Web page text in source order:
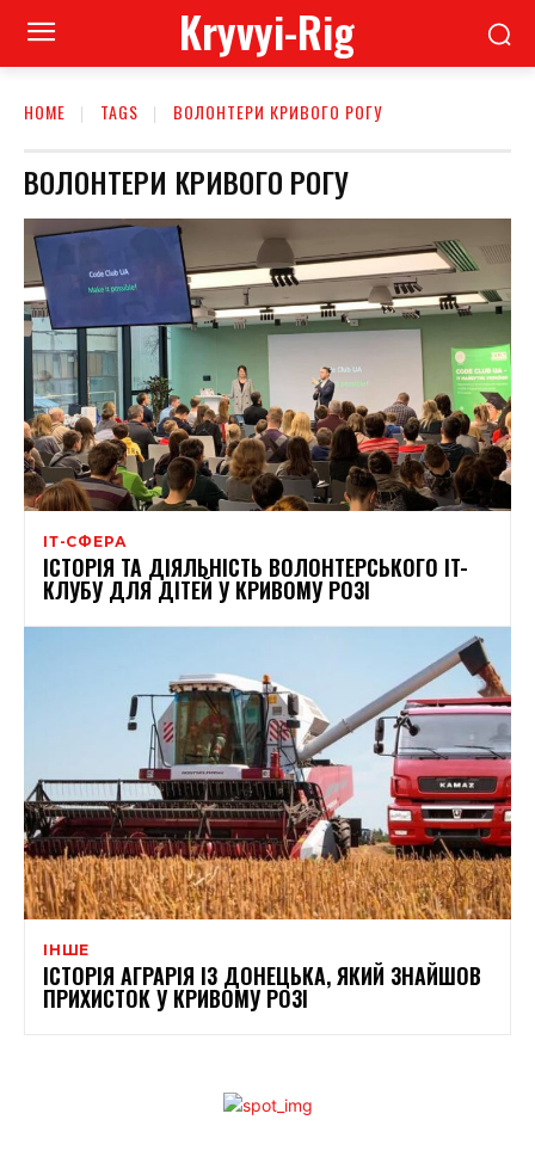
Kryvyi-Rig
HOME TAGS ВОЛОНТЕРИ КРИВОГО РОГУ
ВОЛОНТЕРИ КРИВОГО РОГУ
ІТ-СФЕРА
ІСТОРІЯ ТА ДІЯЛЬНІСТЬ ВОЛОНТЕРСЬКОГО IT-
КЛУБУ ДЛЯ ДІТЕЙ У КРИВОМУ РОЗІ
ІНШЕ
ІСТОРІЯ АГРАРІЯ ІЗ ДОНЕЦЬКА, ЯКИЙ ЗНАЙШОВ
ПРИХИСТОК У КРИВОМУ РОЗІ